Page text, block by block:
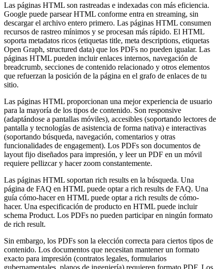
Las páginas HTML son rastreadas e indexadas con más eficiencia.
Google puede parsear HTML conforme entra en streaming, sin
descargar el archivo entero primero. Las páginas HTML consumen
recursos de rastreo mínimos y se procesan más rápido. El HTML
soporta metadatos ricos (etiquetas title, meta descriptions, etiquetas
Open Graph, structured data) que los PDFs no pueden igualar. Las
páginas HTML pueden incluir enlaces internos, navegación de
breadcrumb, secciones de contenido relacionado y otros elementos
que refuerzan la posición de la página en el grafo de enlaces de tu
sitio.
Las páginas HTML proporcionan una mejor experiencia de usuario
para la mayoría de los tipos de contenido. Son responsive
(adaptándose a pantallas móviles), accesibles (soportando lectores de
pantalla y tecnologías de asistencia de forma nativa) e interactivas
(soportando búsqueda, navegación, comentarios y otras
funcionalidades de engagement). Los PDFs son documentos de
layout fijo diseñados para impresión, y leer un PDF en un móvil
requiere pellizcar y hacer zoom constantemente.
Las páginas HTML soportan rich results en la búsqueda. Una
página de FAQ en HTML puede optar a rich results de FAQ. Una
guía cómo-hacer en HTML puede optar a rich results de cómo-
hacer. Una especificación de producto en HTML puede incluir
schema Product. Los PDFs no pueden participar en ningún formato
de rich result.
Sin embargo, los PDFs son la elección correcta para ciertos tipos de
contenido. Los documentos que necesitan mantener un formato
exacto para impresión (contratos legales, formularios
gubernamentales, planos de ingeniería) requieren formato PDF. Los